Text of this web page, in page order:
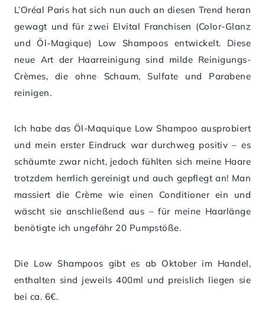
L’Oréal Paris hat sich nun auch an diesen Trend heran
gewagt und für zwei Elvital Franchisen (Color-Glanz
und Öl-Magique) Low Shampoos entwickelt. Diese
neue Art der Haarreinigung sind milde Reinigungs-
Crèmes, die ohne Schaum, Sulfate und Parabene
reinigen.
Ich habe das Öl-Maquique Low Shampoo ausprobiert
und mein erster Eindruck war durchweg positiv – es
schäumte zwar nicht, jedoch fühlten sich meine Haare
trotzdem herrlich gereinigt und auch gepflegt an! Man
massiert die Crème wie einen Conditioner ein und
wäscht sie anschließend aus – für meine Haarlänge
benötigte ich ungefähr 20 Pumpstöße.
Die Low Shampoos gibt es ab Oktober im Handel,
enthalten sind jeweils 400ml und preislich liegen sie
bei ca. 6€.